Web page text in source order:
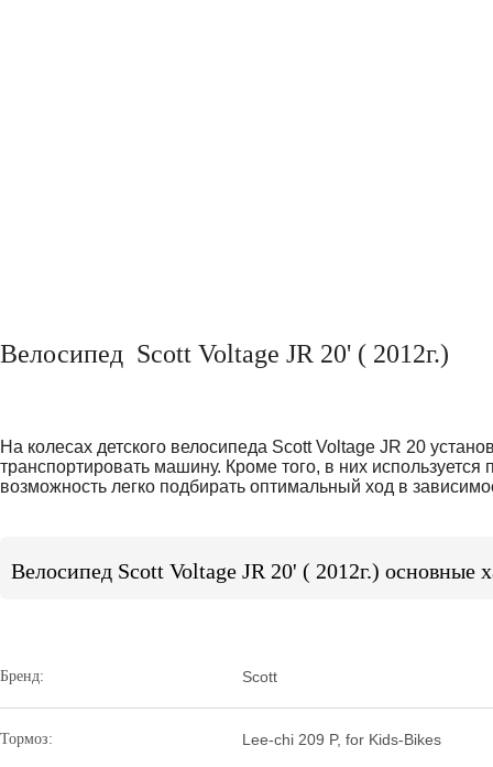
Велосипед Scott Voltage JR 20' ( 2012г.)
На колесах детского велосипеда Scott Voltage JR 20
транспортировать машину. Кроме того, в них
возможность легко подбирать оптимальный ход в
Велосипед Scott Voltage JR 20' ( 2012г.) основные
Бренд: Scott
Тормоз: Lee-chi 209 P, for Kids-Bikes